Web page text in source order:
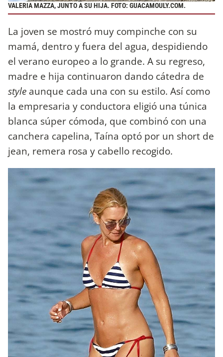
VALERIA MAZZA, JUNTO A SU HIJA. FOTO: GUACAMOULY.COM.
La joven se mostró muy compinche con su
mamá, dentro y fuera del agua, despidiendo
el verano europeo a lo grande. A su regreso,
madre e hija continuaron dando cátedra de
style aunque cada una con su estilo. Así como
la empresaria y conductora eligió una túnica
blanca súper cómoda, que combinó con una
canchera capelina, Taína optó por un short de
jean, remera rosa y cabello recogido.